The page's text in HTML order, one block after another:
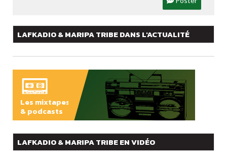
LAFKADIO & MARIPA TRIBE DANS L'ACTUALITÉ
Les mixtapes
& podcasts
LAFKADIO & MARIPA TRIBE EN VIDÉO